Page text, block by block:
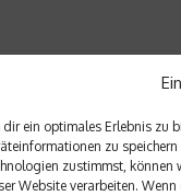
dir ein optimales Erlebnis zu
zu
zustimmst, können
Website verarbeiten.